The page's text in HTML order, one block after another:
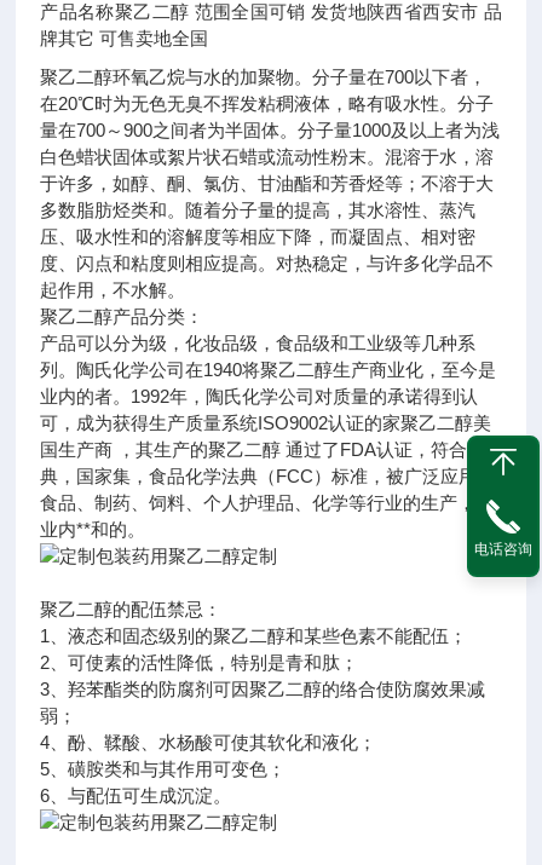
产品名称聚乙二醇 范围全国可销 发货地陕西省西安市 品
牌其它 可售卖地全国
聚乙二醇环氧乙烷与水的加聚物。分子量在700以下者，
在20℃时为无色无臭不挥发粘稠液体，略有吸水性。分子
量在700～900之间者为半固体。分子量1000及以上者为浅
白色蜡状固体或絮片状石蜡或流动性粉末。混溶于水，溶
于许多，如醇、酮、氯仿、甘油酯和芳香烃等；不溶于大
多数脂肪烃类和。随着分子量的提高，其水溶性、蒸汽
压、吸水性和的溶解度等相应下降，而凝固点、相对密
度、闪点和粘度则相应提高。对热稳定，与许多化学品不
起作用，不水解。
聚乙二醇产品分类：
产品可以分为级，化妆品级，食品级和工业级等几种系
列。陶氏化学公司在1940将聚乙二醇生产商业化，至今是
业内的者。1992年，陶氏化学公司对质量的承诺得到认
可，成为获得生产质量系统ISO9002认证的家聚乙二醇美
国生产商 ，其生产的聚乙二醇 通过了FDA认证，符合药
典，国家集，食品化学法典（FCC）标准，被广泛应用于
食品、制药、饲料、个人护理品、化学等行业的生产， 是
业内**和的。
聚乙二醇的配伍禁忌：
1、液态和固态级别的聚乙二醇和某些色素不能配伍；
2、可使素的活性降低，特别是青和肽；
3、羟苯酯类的防腐剂可因聚乙二醇的络合使防腐效果减
弱；
4、酚、鞣酸、水杨酸可使其软化和液化；
5、磺胺类和与其作用可变色；
6、与配伍可生成沉淀。
电话咨询